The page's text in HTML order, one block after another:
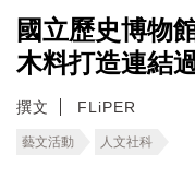
國立歷史博物
木料打造連結
撰文 FLiPER
藝文活動 人文社科